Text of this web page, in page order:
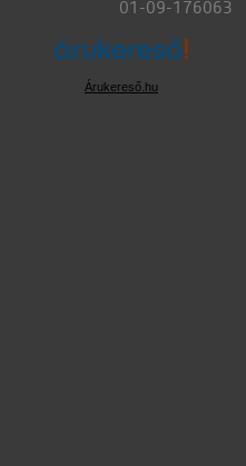
01-09-176063
Árukereső.hu